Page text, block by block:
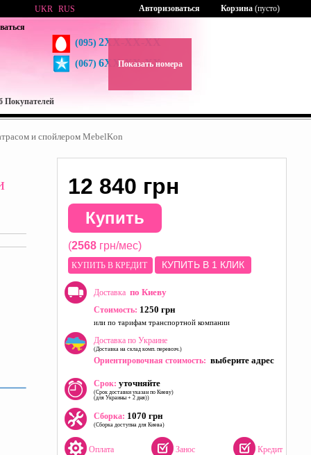
(095) 2XX-XX-XX
(067) 6XX-XX-XX
Показать номера
UKR RUS Корзина (пусто)
Авторизоваться
Покупателей
и спойлером MebelKon
12 840 грн
Купить
(2568грн/мес)
КУПИТЬ В КРЕДИТ КУПИТЬ В 1 КЛИК
Доставка по Киеву
Стоимость: 1250 грн
или по тарифам транспортной компании
Доставка по Украине
(Доставка на склад комп. перевозч.)
Ориентировочная стоимость: выберите адрес
Срок: уточняйте
(Срок доставки указан по Киеву)
(для Украины + 2 дня))
Сборка: 1070 грн
(Сборка доступна для Киева)
Оплата Занос Кредит